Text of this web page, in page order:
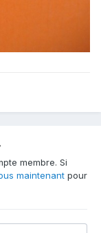
membre. Si
maintenant pour